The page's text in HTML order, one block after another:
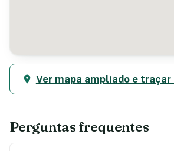
Ver mapa ampliado e traçar
Perguntas frequentes